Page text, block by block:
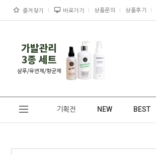
즐겨찾기 바로가기 상품문의 상품후기
기획전 NEW BEST